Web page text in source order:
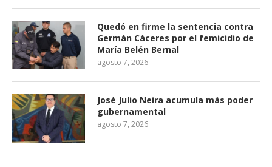
Quedó en firme la sentencia contra
Germán Cáceres por el femicidio de
María Belén Bernal
agosto 7, 2026
José Julio Neira acumula más poder
gubernamental
agosto 7, 2026